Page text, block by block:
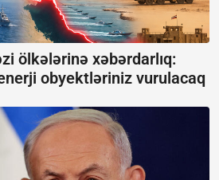
ölkələrinə xəbərdarlıq:
obyektləriniz vurulacaq